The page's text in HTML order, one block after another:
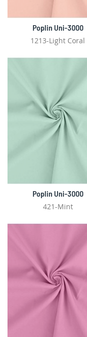
Poplin Uni-3000
1213-Light Coral
Poplin Uni-3000
421-Mint